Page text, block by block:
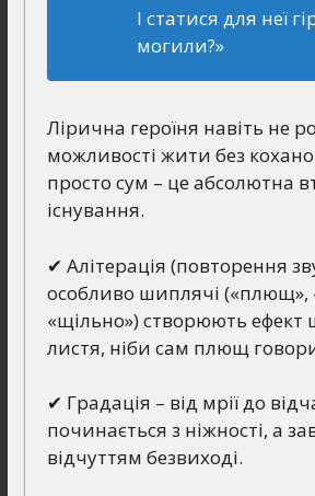
І статися для неї
могили?»
Лірична героїня навіть не
можливості жити без
просто сум – це абсолютна
існування.
✔ Алітерація (повторення
особливо шиплячі («плющ»,
«щільно») створюють ефект
листя, ніби сам плющ
✔ Градація – від мрії до
починається з ніжності, а
відчуттям безвиході.